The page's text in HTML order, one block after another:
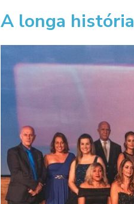
A longa história